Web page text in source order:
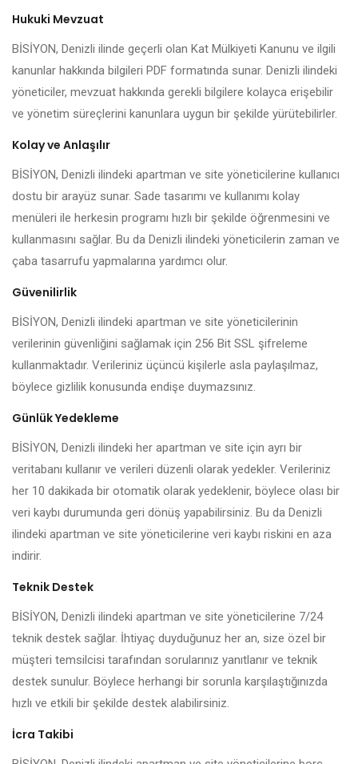
Hukuki Mevzuat
BİSİYON, Denizli ilinde geçerli olan Kat Mülkiyeti Kanunu ve ilgili
kanunlar hakkında bilgileri PDF formatında sunar. Denizli ilindeki
yöneticiler, mevzuat hakkında gerekli bilgilere kolayca erişebilir
ve yönetim süreçlerini kanunlara uygun bir şekilde yürütebilirler.
Kolay ve Anlaşılır
BİSİYON, Denizli ilindeki apartman ve site yöneticilerine kullanıcı
dostu bir arayüz sunar. Sade tasarımı ve kullanımı kolay
menüleri ile herkesin programı hızlı bir şekilde öğrenmesini ve
kullanmasını sağlar. Bu da Denizli ilindeki yöneticilerin zaman ve
çaba tasarrufu yapmalarına yardımcı olur.
Güvenilirlik
BİSİYON, Denizli ilindeki apartman ve site yöneticilerinin
verilerinin güvenliğini sağlamak için 256 Bit SSL şifreleme
kullanmaktadır. Verileriniz üçüncü kişilerle asla paylaşılmaz,
böylece gizlilik konusunda endişe duymazsınız.
Günlük Yedekleme
BİSİYON, Denizli ilindeki her apartman ve site için ayrı bir
veritabanı kullanır ve verileri düzenli olarak yedekler. Verileriniz
her 10 dakikada bir otomatik olarak yedeklenir, böylece olası bir
veri kaybı durumunda geri dönüş yapabilirsiniz. Bu da Denizli
ilindeki apartman ve site yöneticilerine veri kaybı riskini en aza
indirir.
Teknik Destek
BİSİYON, Denizli ilindeki apartman ve site yöneticilerine 7/24
teknik destek sağlar. İhtiyaç duyduğunuz her an, size özel bir
müşteri temsilcisi tarafından sorularınız yanıtlanır ve teknik
destek sunulur. Böylece herhangi bir sorunla karşılaştığınızda
hızlı ve etkili bir şekilde destek alabilirsiniz.
İcra Takibi